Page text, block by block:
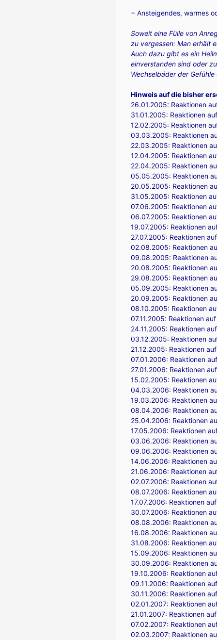
− Ansteigendes, warmes
Soweit eine Fülle von
zu vergessen: Man erhält
Auch dazu gibt es ein
einverstanden sind oder
Wechselbäder der
Hinweis auf die bisher
26.01.2005: Reaktionen
31.01.2005: Reaktionen
12.02.2005: Reaktionen
03.03.2005: Reaktionen
22.03.2005: Reaktionen
12.04.2005: Reaktionen
22.04.2005: Reaktionen
05.05.2005: Reaktionen
20.05.2005: Reaktionen
31.05.2005: Reaktionen
07.06.2005: Reaktionen
06.07.2005: Reaktionen
19.07.2005: Reaktionen
27.07.2005: Reaktionen
02.08.2005: Reaktionen
09.08.2005: Reaktionen
20.08.2005: Reaktionen
29.08.2005: Reaktionen
05.09.2005: Reaktionen
20.09.2005: Reaktionen
08.10.2005: Reaktionen
07.11.2005: Reaktionen
24.11.2005: Reaktionen
03.12.2005: Reaktionen
21.12.2005: Reaktionen
07.01.2006: Reaktionen
27.01.2006: Reaktionen
15.02.2005: Reaktionen
04.03.2006: Reaktionen
19.03.2006: Reaktionen
08.04.2006: Reaktionen
25.04.2006: Reaktionen
17.05.2006: Reaktionen
03.06.2006: Reaktionen
09.06.2006: Reaktionen
14.06.2006: Reaktionen
21.06.2006: Reaktionen
02.07.2006: Reaktionen
08.07.2006: Reaktionen
17.07.2006: Reaktionen
30.07.2006: Reaktionen
08.08.2006: Reaktionen
16.08.2006: Reaktionen
31.08.2006: Reaktionen
15.09.2006: Reaktionen
30.09.2006: Reaktionen
19.10.2006: Reaktionen
09.11.2006: Reaktionen
30.11.2006: Reaktionen
02.01.2007: Reaktionen
21.01.2007: Reaktionen
07.02.2007: Reaktionen
02.03.2007: Reaktionen